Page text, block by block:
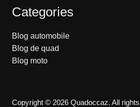
Categories
Blog automobile
Blog de quad
Blog moto
Copyright © 2026 Quadoccaz. All